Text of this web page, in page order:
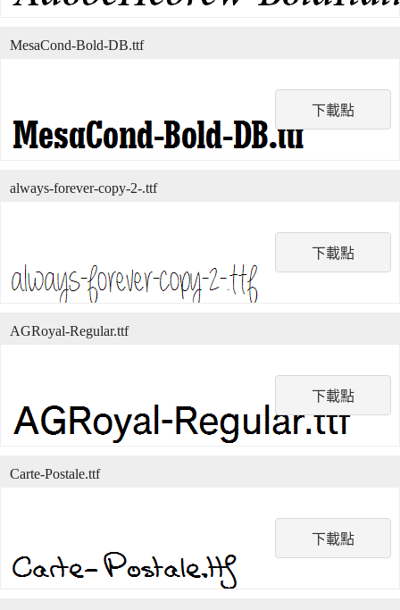
下載點
MesaCond-Bold-DB.ttf
下載點
always-forever-copy-2-.ttf
下載點
AGRoyal-Regular.ttf
下載點
Carte-Postale.ttf